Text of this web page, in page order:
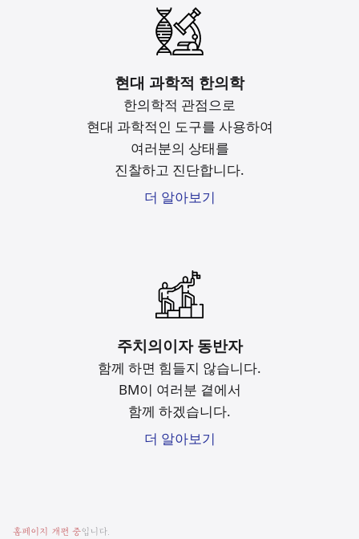
현대 과학적 한의학
한의학적 관점으로
현대 과학적인 도구를 사용하여
여러분의 상태를
진찰하고 진단합니다.
더 알아보기
주치의이자 동반자
함께 하면 힘들지 않습니다.
BM이 여러분 곁에서
함께 하겠습니다.
더 알아보기
비
홈페이지 개편 중입니다.